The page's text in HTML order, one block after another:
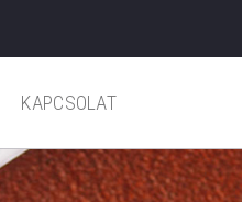
KAPCSOLAT